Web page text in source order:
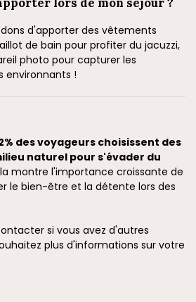
d'apporter des vêtements
de bain pour profiter du jacuzzi,
photo pour capturer les
environnants !
des voyageurs choisissent des
naturel pour s'évader du
montre l'importance croissante de
le bien-être et la détente lors des
si vous avez d'autres
plus d'informations sur votre